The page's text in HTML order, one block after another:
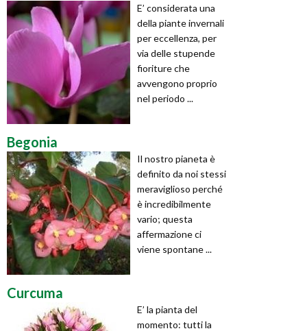
E’ considerata una
della piante invernali
per eccellenza, per
via delle stupende
fioriture che
avvengono proprio
nel periodo ...
Begonia
Il nostro pianeta è
definito da noi stessi
meraviglioso perché
è incredibilmente
vario; questa
affermazione ci
viene spontane ...
Curcuma
E’ la pianta del
momento: tutti la